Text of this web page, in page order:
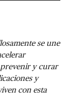
se une
prevenir y curar
y
con esta